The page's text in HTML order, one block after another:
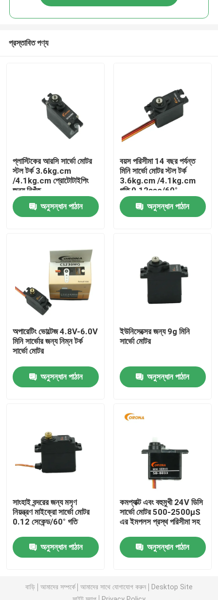
পণ্য
আমাদের সম্পর্কে
মান নিয়ন্ত্রণ
যোগাযোগ করুন
উদ্ধৃতির জন্য আবেদন
প্রস্তাবিত পণ্য
প্লাস্টিকের আরসি সার্ভো মোটর
স্টল টর্ক 3.6kg.cm
/4.1kg.cm প্রোটোটাইপিং
জন্য নিখুঁত
অনুসন্ধান পাঠান
বয়স পরিসীমা 14 বছর পর্যন্ত
মিনি সার্ভো মোটর স্টল টর্ক
3.6kg.cm /4.1kg.cm
গতি 0.12sec/60°
অনুসন্ধান পাঠান
অপারেটিং ভোল্টেজ 4.8V-6.0V
মিনি সার্ভোর জন্য নিম্ন টর্ক
সার্ভো মোটর
অনুসন্ধান পাঠান
ইউনিসেক্সের জন্য 9g মিনি
সার্ভো মোটর
অনুসন্ধান পাঠান
সাংহাই বন্দরের জন্য মসৃণ
নিয়ন্ত্রণ মাইক্রো সার্ভো মোটর
0.12 সেকেন্ড/60° গতি
অনুসন্ধান পাঠান
কমপ্যাক্ট এবং বহুমুখী 24V ডিসি
সার্ভো মোটর 500-2500μS
এর ইমপলস প্রস্থ পরিসীমা সহ
অনুসন্ধান পাঠান
বাড়ি আমাদের সম্পর্কে আমাদের সাথে যোগাযোগ করুন
Desktop Site